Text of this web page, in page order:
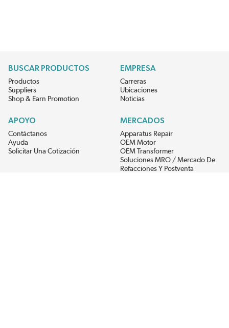
BUSCAR PRODUCTOS
Productos
Suppliers
Shop & Earn Promotion
EMPRESA
Carreras
Ubicaciones
Noticias
APOYO
Contáctanos
Ayuda
Solicitar Una Cotización
MERCADOS
Apparatus Repair
OEM Motor
OEM Transformer
Soluciones MRO / Mercado De
Refacciones Y Postventa